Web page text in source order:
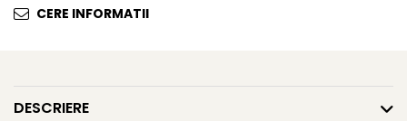
OxfordCERE INFORMATII
DESCRIERE